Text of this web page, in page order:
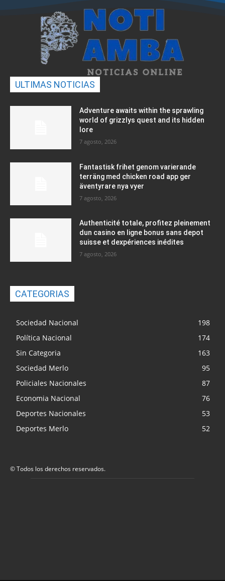
ULTIMAS NOTICIAS
Adventure awaits within the sprawling
world of grizzlys quest and its hidden
lore
7 agosto, 2026
Fantastisk frihet genom varierande
terräng med chicken road app ger
äventyrare nya vyer
7 agosto, 2026
Authenticité totale, profitez pleinement
dun casino en ligne bonus sans depot
suisse et dexpériences inédites
7 agosto, 2026
CATEGORIAS
Sociedad Nacional
198
Política Nacional
174
Sin Categoria
163
Sociedad Merlo
95
Policiales Nacionales
87
Economia Nacional
76
Deportes Nacionales
53
Deportes Merlo
52
© Todos los derechos reservados.